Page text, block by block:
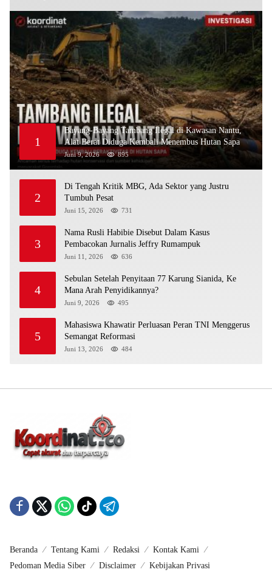
1
Bayang-Bayang Tambang Ilegal di Kawasan Nantu,
Alat Berat Diduga Kembali Menembus Hutan Sapa
Juni 9, 2026 895
2
Di Tengah Kritik MBG, Ada Sektor yang Justru
Tumbuh Pesat
Juni 15, 2026 731
3
Nama Rusli Habibie Disebut Dalam Kasus
Pembacokan Jurnalis Jeffry Rumampuk
Juni 11, 2026 636
4
Sebulan Setelah Penyitaan 77 Karung Sianida, Ke
Mana Arah Penyidikannya?
Juni 9, 2026 495
5
Mahasiswa Khawatir Perluasan Peran TNI Menggerus
Semangat Reformasi
Juni 13, 2026 484
Beranda Tentang Kami Redaksi
Kontak Kami
Pedoman Media Siber
Disclaimer Kebijakan Privasi